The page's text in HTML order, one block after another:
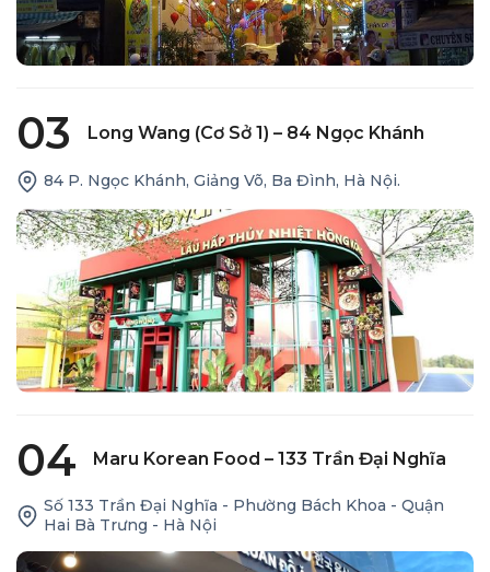
03 Long Wang (cơ Sở 1) – 84 Ngọc Khánh
84 P. Ngọc Khánh, Giảng Võ, Ba Đình, Hà Nội.
04 Maru Korean Food – 133 Trần Đại Nghĩa
Số 133 Trần Đại Nghĩa - Phường Bách Khoa - Quận
Hai Bà Trưng - Hà Nội